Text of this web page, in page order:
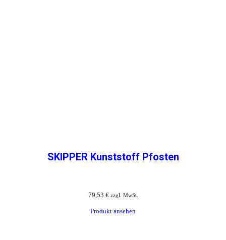
SKIPPER Kunststoff Pfosten
79,53 € zzgl. MwSt.
Produkt ansehen